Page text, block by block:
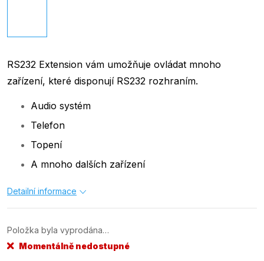
RS232 Extension vám umožňuje ovládat mnoho
zařízení, které disponují RS232 rozhraním.
Audio systém
Telefon
Topení
A mnoho dalších zařízení
Detailní informace
Položka byla vyprodána…
Momentálně nedostupné